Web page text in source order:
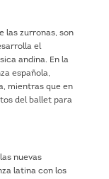
las zurronas, son
el
andina. En la
española,
mientras que en
del ballet para
nuevas
latina con los